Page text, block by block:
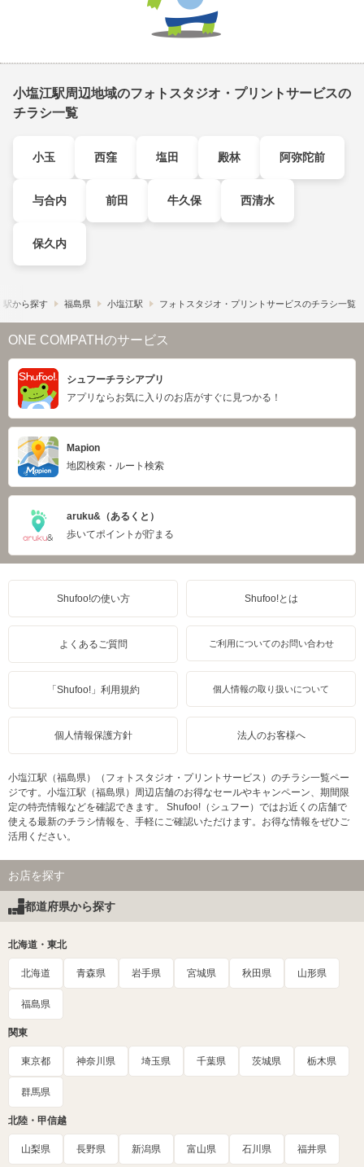
小塩江駅周辺地域のフォトスタジオ・プリントサービスの
チラシ一覧
小玉 西窪 塩田 殿林 阿弥陀前
与合内 前田 牛久保 西清水
保久内
駅から探す 福島県 小塩江駅 フォトスタジオ・プリントサービスのチラシ一覧
ONE COMPATHのサービス
シュフーチラシアプリ
アプリならお気に入りのお店がすぐに見つかる！
Mapion
地図検索・ルート検索
aruku&（あるくと）
歩いてポイントが貯まる
Shufoo!の使い方 Shufoo!とは
よくあるご質問 ご利用についてのお問い合わせ
「Shufoo!」利用規約 個人情報の取り扱いについて
個人情報保護方針 法人のお客様へ
小塩江駅（福島県）（フォトスタジオ・プリントサービス）のチラシ一覧ペー
ジです。小塩江駅（福島県）周辺店舗のお得なセールやキャンペーン、期間限
定の特売情報などを確認できます。 Shufoo!（シュフー）ではお近くの店舗で
使える最新のチラシ情報を、手軽にご確認いただけます。お得な情報をぜひご
活用ください。
お店を探す
都道府県から探す
北海道・東北
北海道 青森県 岩手県 宮城県 秋田県 山形県
福島県
関東
東京都 神奈川県 埼玉県 千葉県 茨城県 栃木県
群馬県
北陸・甲信越
山梨県 長野県 新潟県 富山県 石川県 福井県